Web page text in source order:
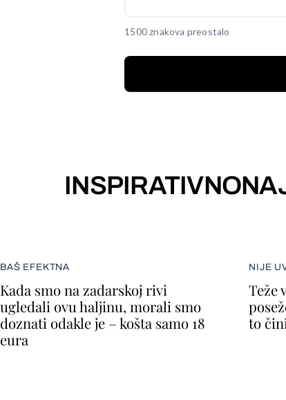
1500 znakova preostalo
INSPIRATIVNO
BAŠ EFEKTNA
Kada smo na zadarskoj rivi
ugledali ovu haljinu, morali smo
doznati odakle je – košta samo 18
eura
NIJE
Teže
to